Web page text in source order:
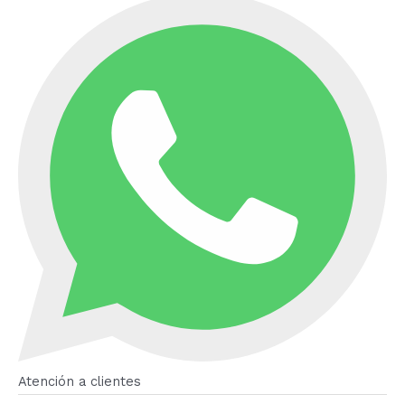
Atención a clientes